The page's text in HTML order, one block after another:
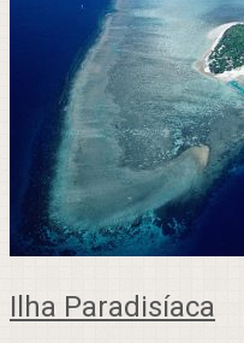
Ilha Paradisíaca